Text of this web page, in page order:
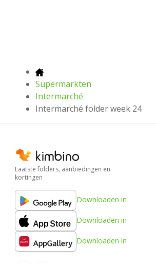
Supermarkten
Intermarché
Intermarché folder week 24
Laatste folders, aanbiedingen en
kortingen
Downloaden in
Downloaden in
Downloaden in